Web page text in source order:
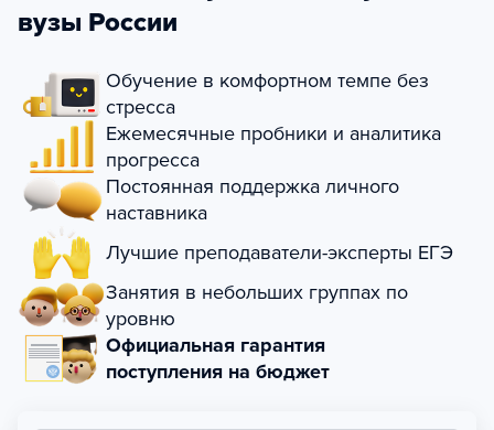
вузы России
Обучение в комфортном темпе без
стресса
Ежемесячные пробники и аналитика
прогресса
Постоянная поддержка личного
наставника
Лучшие преподаватели-эксперты ЕГЭ
Занятия в небольших группах по
уровню
Официальная гарантия
поступления на бюджет